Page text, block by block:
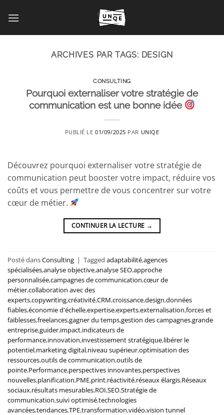
au
ARCHIVES PAR TAGS: DESIGN
CONSULTING
Pourquoi externaliser votre stratégie de
communication est une bonne idée
PUBLIÉ LE01/09/2025 PAR UNIQE
Découvrez pourquoi externaliser votre stratégie de
communication peut booster votre impact, réduire vos
coûts et vous permettre de vous concentrer sur votre
cœur de métier.
CONTINUER LA LECTURE →
Posté dansConsulting | Tagged adaptabilité,agences
spécialisées,analyse objective,analyse SEO,approche
personnalisée,campagnes de communication,cœur de
métier,collaboration avec des
experts,copywriting,créativité,CRM,croissance,design,données
fiables,économie d'échelle,expertise,experts,externalisation,forces et
faiblesses,freelances,gagner du temps,gestion des campagnes,grande
entreprise,guider,impact,indicateurs de
performance,innovation,investissement stratégique,libérer le
potentiel,marketing digital,niveau supérieur,optimisation des
ressources,outils de communication,outils de
pointe,Performance,perspectives innovantes,perspectives
nouvelles,planification,PME,print,réactivité,réseaux élargis,Réseaux
sociaux,résultats mesurables,ROI,SEO,Stratégie de
communication,suivi optimisé,technologies
avancées,tendances,TPE,transformation,vidéo,vision tunnel